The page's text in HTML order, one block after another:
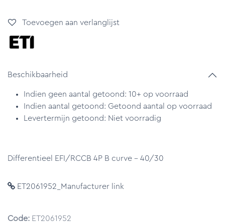
Toevoegen aan verlanglijst
Beschikbaarheid
Indien geen aantal getoond: 10+ op voorraad
Indien aantal getoond: Getoond aantal op voorraad
Levertermijn getoond: Niet voorradig
Differentieel EFI/RCCB 4P B curve - 40/30
ET2061952_Manufacturer link
Code: ET2061952